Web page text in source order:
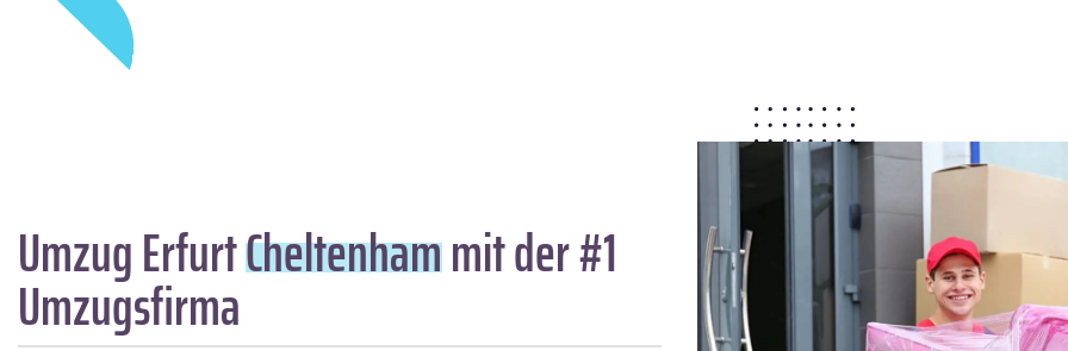
Umzug ErfurtCheltenhammit der #1
Umzugsfirma